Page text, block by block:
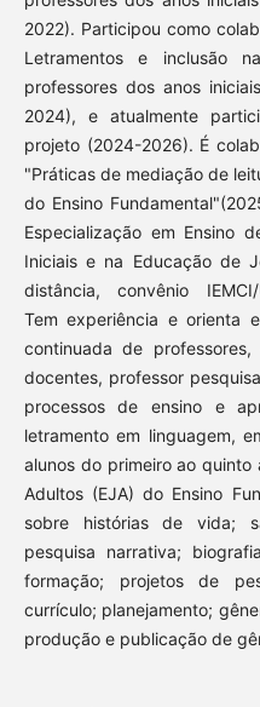
2022). Participou como
Letramentos e inclusão
professores dos anos
2024), e atualmente
projeto (2024-2026). É
"Práticas de mediação de
do Ensino
Especialização em Ensino
Iniciais e na Educação de
distância, convênio
Tem experiência e orienta
continuada de
docentes, professor
processos de ensino e
letramento em linguagem,
alunos do primeiro ao
Adultos (EJA) do Ensino
sobre histórias de vida;
pesquisa narrativa;
formação; projetos de
currículo; planejamento;
produção e publicação de